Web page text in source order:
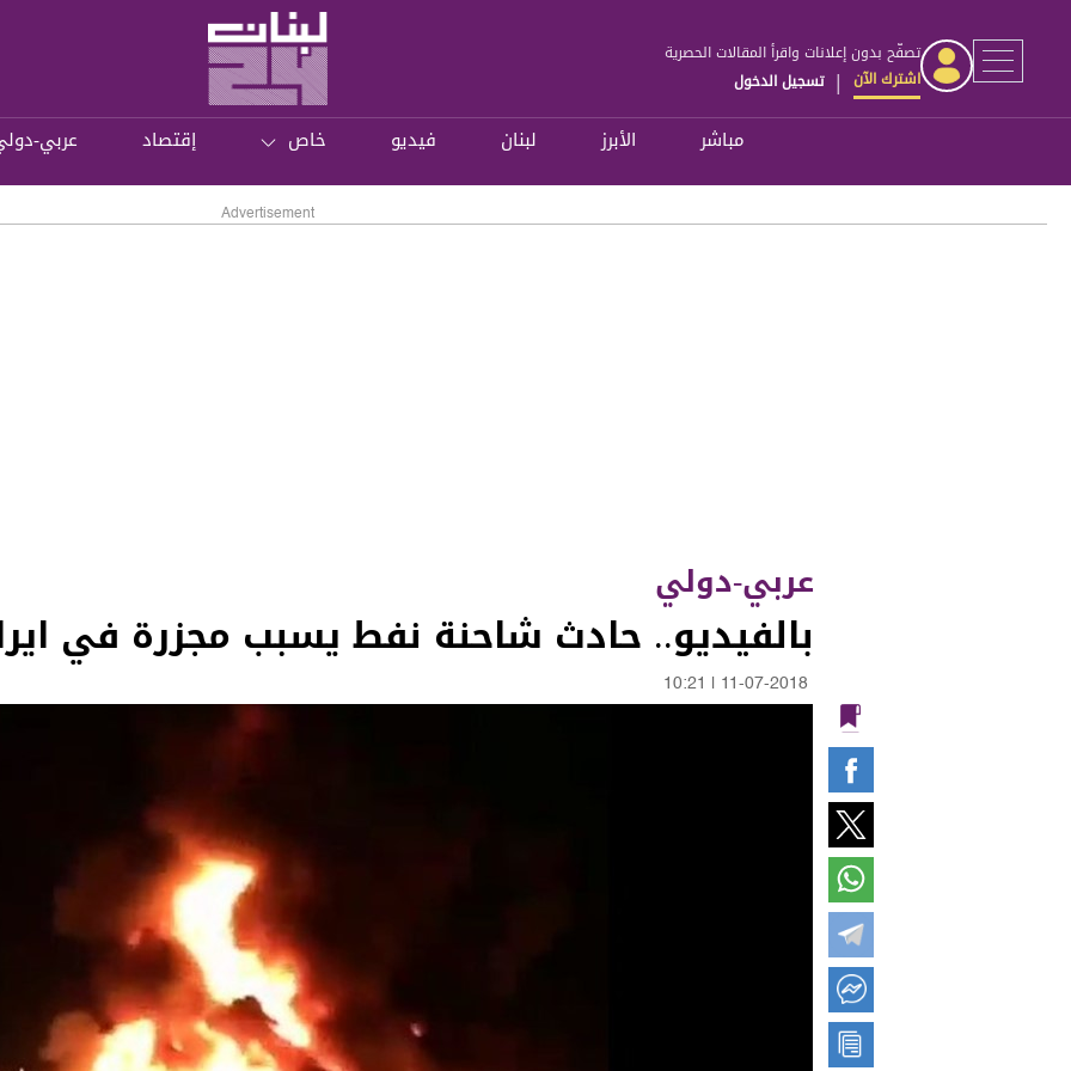
تصفّح بدون إعلانات واقرأ المقالات الحصرية
اشترك الآن | تسجيل الدخول
مباشر الأبرز لبنان فيديو خاص إقتصاد عربي-
Advertisement
عربي-دولي
بالفيديو.. حادث شاحنة نفط يسبب مجزرة في
11-07-2018
10:21